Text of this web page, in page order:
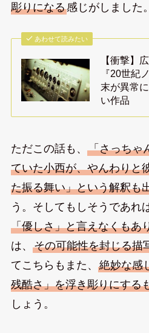
彫りになる感じがしました。
あわせて読みたい
【衝撃】
『20世紀
末が異常
い作品
ただこの話も、 「さっちゃ
ていた小西が、やんわりと
た振る舞い」という解釈も
う。そしてもしそうであれ
「優しさ」と言えなくもあ
は、 その可能性を封じる描
てこちらもまた、 絶妙な感
残酷さ」を浮き彫りにする
しょう。